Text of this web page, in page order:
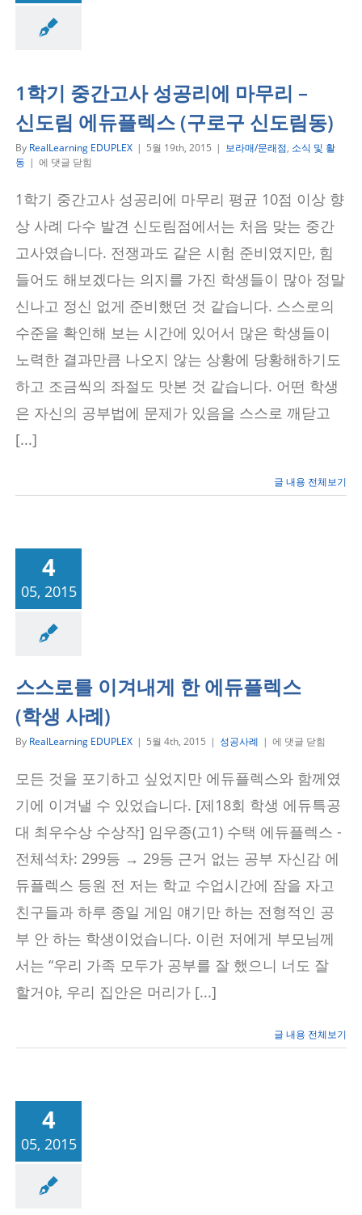
소식 및 활동
1학기 중간고사 성공리에 마무리 –
신도림 에듀플렉스 (구로구 신도림동)
By RealLearning EDUPLEX | 5월 19th, 2015 | 보라매/문래점, 소식 및 활
동 | 1
중
간
고
사
성
공
에
무
리
–
신
도
림
에
(구
림
동)
에 댓글 닫힘
1학기 중간고사 성공리에 마무리 평균 10점 이상 향
상 사례 다수 발견 신도림점에서는 처음 맞는 중간
고사였습니다. 전쟁과도 같은 시험 준비였지만, 힘
들어도 해보겠다는 의지를 가진 학생들이 많아 정말
신나고 정신 없게 준비했던 것 같습니다. 스스로의
수준을 확인해 보는 시간에 있어서 많은 학생들이
노력한 결과만큼 나오지 않는 상황에 당황해하기도
하고 조금씩의 좌절도 맛본 것 같습니다. 어떤 학생
은 자신의 공부법에 문제가 있음을 스스로 깨닫고
[...]
글 내용 전체보기
4
05, 2015
사례
스스로를 이겨내게 한 에듀플렉스
(학생 사례)
By RealLearning EDUPLEX | 5월 4th, 2015 | 성공사례 | 스
로
를
이
겨
내
게
한
듀
렉
스
(학
생
사
에 댓글 닫힘
모든 것을 포기하고 싶었지만 에듀플렉스와 함께였
기에 이겨낼 수 있었습니다. [제18회 학생 에듀특공
대 최우수상 수상작] 임우종(고1) 수택 에듀플렉스 -
전체석차: 299등 → 29등 근거 없는 공부 자신감 에
듀플렉스 등원 전 저는 학교 수업시간에 잠을 자고
친구들과 하루 종일 게임 얘기만 하는 전형적인 공
부 안 하는 학생이었습니다. 이런 저에게 부모님께
서는 “우리 가족 모두가 공부를 잘 했으니 너도 잘
할거야, 우리 집안은 머리가 [...]
글 내용 전체보기
4
05, 2015
사례